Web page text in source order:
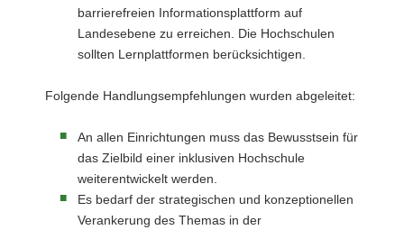
barrierefreien Informationsplattform auf
Landesebene zu erreichen. Die Hochschulen
sollten Lernplattformen berücksichtigen.
Folgende Handlungsempfehlungen wurden abgeleitet:
An allen Einrichtungen muss das Bewusstsein für
das Zielbild einer inklusiven Hochschule
weiterentwickelt werden.
Es bedarf der strategischen und konzeptionellen
Verankerung des Themas in der